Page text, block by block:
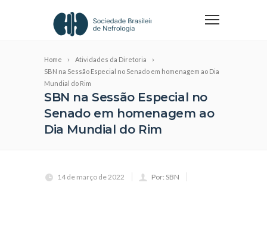
Home
Atividades da Diretoria
SBN na Sessão Especial no Senado em homenagem ao Dia
Mundial do Rim
SBN na Sessão Especial no
Senado em homenagem ao
Dia Mundial do Rim
14 de março de 2022 Por: SBN